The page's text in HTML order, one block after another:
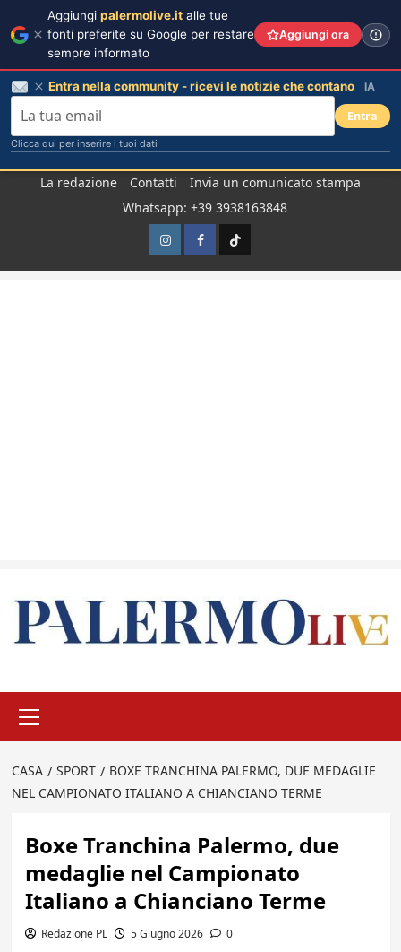
La redazione Contatti
Invia un comunicato stampa
Whatsapp: +39 3938163848
InstagramFacebook
TikTok
principale
CASA SPORT
BOXE TRANCHINA PALERMO, DUE MEDAGLIE
NEL CAMPIONATO ITALIANO A CHIANCIANO TERME
Boxe Tranchina Palermo, due
medaglie nel Campionato
Italiano a Chianciano Terme
Redazione PL 5 Giugno 2026 0
Aggiungi palermolive.it alle tue
fonti preferite su Google per restare
sempre informato
Aggiungi ora
Entra nella community - ricevi le notizie che contano IA
Entra
Clicca qui per inserire i tuoi dati